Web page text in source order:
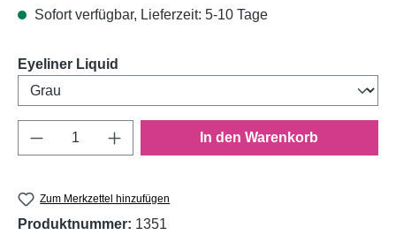
Sofort verfügbar, Lieferzeit: 5-10 Tage
Eyeliner Liquid
Produkt Anzahl: Gib den gewünschten
In den Warenkorb
Zum Merkzettel hinzufügen
Produktnummer: 1351